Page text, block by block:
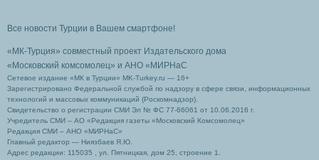
Все новости Турции в Вашем смартфоне!
«МК-Турция» совместный проект Издательского дома
«Московский комсомолец» и АНО «МИРНаС
Сетевое издание «МК в Турции» MK-Turkey.ru — 16+
Зарегистрировано Федеральной службой по надзору в сфере связи, информационных
технологий и массовых коммуникаций (Роскомнадзор).
Свидетельство о регистрации СМИ Эл № ФС 77-66061 от 10.06.2016 г.
Учредитель СМИ – АО «Редакция газеты «Московский Комсомолец»
Редакция СМИ – АНО «МИРНаС»
Главный редактор — Ниязбаев Я.Ю.
Адрес редакции: 115035 , ул. Пятницкая, дом 25, строение 1.